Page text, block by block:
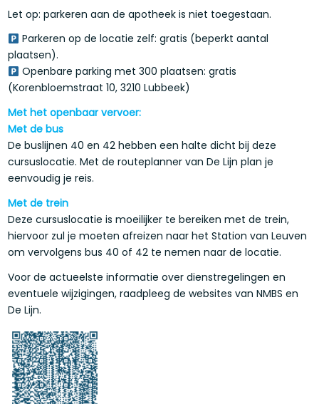
Let op: parkeren aan de apotheek is niet toegestaan.
Parkeren op de locatie zelf: gratis (beperkt aantal
plaatsen).
Openbare parking met 300 plaatsen: gratis
(Korenbloemstraat 10, 3210 Lubbeek)
Met het openbaar vervoer:
Met de bus
De buslijnen 40 en 42 hebben een halte dicht bij deze
cursuslocatie. Met de routeplanner van De Lijn plan je
eenvoudig je reis.
Met de trein
Deze cursuslocatie is moeilijker te bereiken met de trein,
hiervoor zul je moeten afreizen naar het Station van Leuven
om vervolgens bus 40 of 42 te nemen naar de locatie.
Voor de actueelste informatie over dienstregelingen en
eventuele wijzigingen, raadpleeg de websites van NMBS en
De Lijn.